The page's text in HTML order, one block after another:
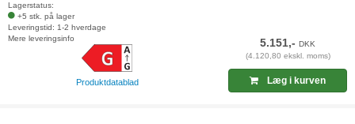
Lagerstatus:
+5 stk. på lager
Leveringstid: 1-2 hverdage
Mere leveringsinfo
Produktdatablad
5.151,-DKK
(4.120,80 ekskl. moms)
Læg i kurven